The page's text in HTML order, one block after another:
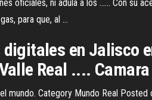
oficiales, ni adula a los ...... Con su
para que, al ...
digitales en Jalisco
Real ....
mundo. Category Mundo Real